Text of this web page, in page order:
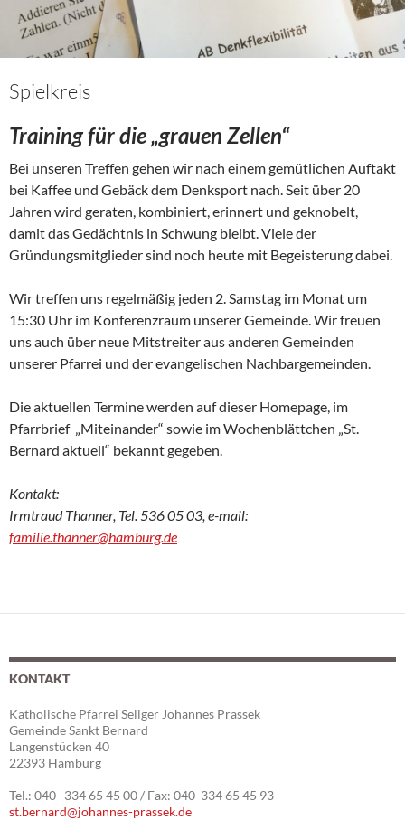
Spielkreis
Training für die „grauen Zellen“
Bei unseren Treffen gehen wir nach einem gemütlichen Auftakt
bei Kaffee und Gebäck dem Denksport nach. Seit über 20
Jahren wird geraten, kombiniert, erinnert und geknobelt,
damit das Gedächtnis in Schwung bleibt. Viele der
Gründungsmitglieder sind noch heute mit Begeisterung dabei.
Wir treffen uns regelmäßig jeden 2. Samstag im Monat um
15:30 Uhr im Konferenzraum unserer Gemeinde. Wir freuen
uns auch über neue Mitstreiter aus anderen Gemeinden
unserer Pfarrei und der evangelischen Nachbargemeinden.
Die aktuellen Termine werden auf dieser Homepage, im
Pfarrbrief „Miteinander“ sowie im Wochenblättchen „St.
Bernard aktuell“ bekannt gegeben.
Kontakt:
Irmtraud Thanner, Tel. 536 05 03, e-mail:
familie.thanner@hamburg.de
KONTAKT
Katholische Pfarrei Seliger Johannes Prassek
Gemeinde Sankt Bernard
Langenstücken 40
22393 Hamburg
Tel.: 040 334 65 45 00 / Fax: 040 334 65 45 93
st.bernard@johannes-prassek.de